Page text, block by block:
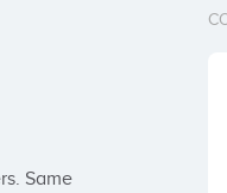
Same